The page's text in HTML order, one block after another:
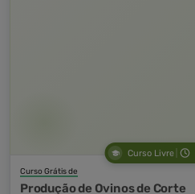
Curso Livre
Curso Grátis de
Produção de Ovinos de Corte